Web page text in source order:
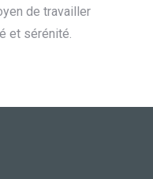
de travailler
et sérénité.